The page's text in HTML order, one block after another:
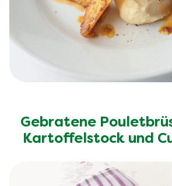
Gebratene
Kartoffelstock und